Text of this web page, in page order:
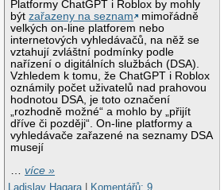
Platformy ChatGPT i Roblox by mohly
býtzařazeny na seznam
mimořádně
velkých on-line platforem nebo
internetových vyhledávačů, na něž se
vztahují zvláštní podmínky podle
nařízení o digitálních službách (DSA).
Vzhledem k tomu, že ChatGPT i Roblox
oznámily počet uživatelů nad prahovou
hodnotou DSA, je toto označení
„rozhodně možné“ a mohlo by „přijít
dříve či později“. On-line platformy a
vyhledávače zařazené na seznamy DSA
musejí
…více »
Ladislav Hagara| Komentářů: 9